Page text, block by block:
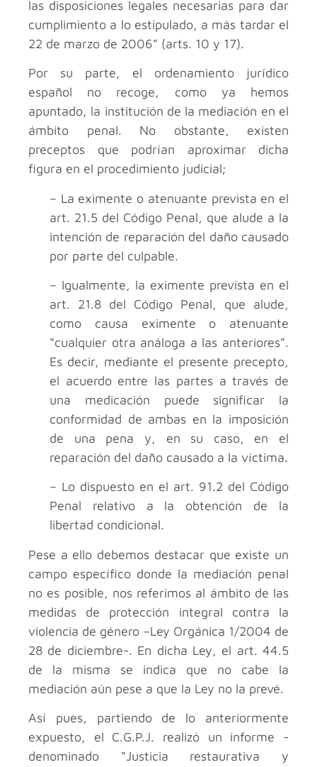
las disposiciones legales necesarias para dar
cumplimiento a lo estipulado, a más tardar el
22 de marzo de 2006” (arts. 10 y 17).
Por su parte, el ordenamiento jurídico
español no recoge, como ya hemos
apuntado, la institución de la mediación en el
ámbito penal. No obstante, existen
preceptos que podrían aproximar dicha
figura en el procedimiento judicial;
– La eximente o atenuante prevista en el
art. 21.5 del Código Penal, que alude a la
intención de reparación del daño causado
por parte del culpable.
– Igualmente, la eximente prevista en el
art. 21.8 del Código Penal, que alude,
como causa eximente o atenuante
“cualquier otra análoga a las anteriores”.
Es decir, mediante el presente precepto,
el acuerdo entre las partes a través de
una medicación puede significar la
conformidad de ambas en la imposición
de una pena y, en su caso, en el
reparación del daño causado a la víctima.
– Lo dispuesto en el art. 91.2 del Código
Penal relativo a la obtención de la
libertad condicional.
Pese a ello debemos destacar que existe un
campo específico donde la mediación penal
no es posible, nos referimos al ámbito de las
medidas de protección integral contra la
violencia de género –Ley Orgánica 1/2004 de
28 de diciembre-. En dicha Ley, el art. 44.5
de la misma se indica que no cabe la
mediación aún pese a que la Ley no la prevé.
Así pues, partiendo de lo anteriormente
expuesto, el C.G.P.J. realizó un informe -
denominado “Justicia restaurativa y